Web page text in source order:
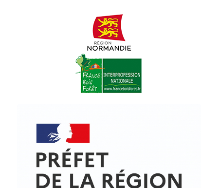
© Copyright - ProfessionsBois | Conception et réalisation :
Actualités
Mentions légales
Politique de confidentialité